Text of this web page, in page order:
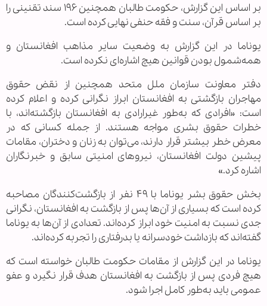
بر اساس این گزارش، حکومت طالبان همچنین ۱۹۶ سند تقنینی را
بر اساس قرآن، سنت و فقه حنفی نهایی کرده است.
یوناما در این گزارش به وضعیت سایر مذاهب افغانستان و
همه‌شمول بودن قوانین هیچ اشاره‌ای نکرده است.
دفتر معاونت سازمان ملل متحد همچنین از نقض حقوق
مهاجران بازگشتی به افغانستان ابراز نگرانی کرده و اعلام کرده
است: «افرادی که به‌طور غیرارادی به افغانستان بازگشته‌اند، با
خطرات حقوق بشری مواجه هستند. از جمله کسانی که در
معرض خطر بیشتر قرار دارند، می‌توان به زنان و دختران، مقامات
پیشین دولت افغانستان، نیروهای امنیتی سابق و خبرنگاران
اشاره کرد.»
بخش حقوق بشر یوناما با ۴۹ نفر از بازگشت‌کنندگان مصاحبه
کرده است که بسیاری از آن‌ها پس از بازگشت به افغانستان، نگرانی
جدی نسبت به امنیت خود ابراز کرده‌اند. تعدادی از آن‌ها به یوناما
گفته‌اند که بازداشت خودسرانه یا بدرفتاری را تجربه کرده‌اند.
یوناما در این گزارش از مقامات حکومت طالبان خواسته است که
هیچ فردی پس از بازگشت به افغانستان هدف قرار نگیرد و عفو
عمومی باید به‌طور کامل اجرا شود.